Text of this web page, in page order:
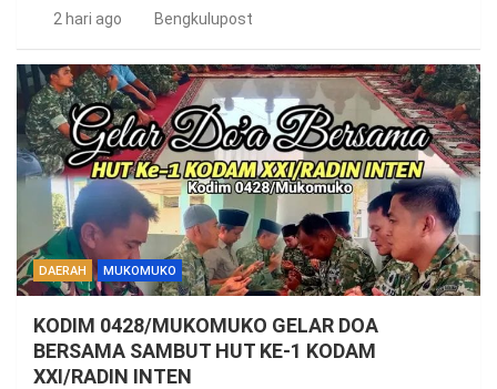
2 hari ago Bengkulupost
DAERAH MUKOMUKO
KODIM 0428/MUKOMUKO GELAR DOA
BERSAMA SAMBUT HUT KE-1 KODAM
XXI/RADIN INTEN